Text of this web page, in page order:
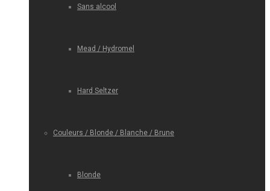
Sans alcool
Mead / Hydromel
Hard Seltzer
Couleurs / Blonde / Blanche / Brune
Blonde